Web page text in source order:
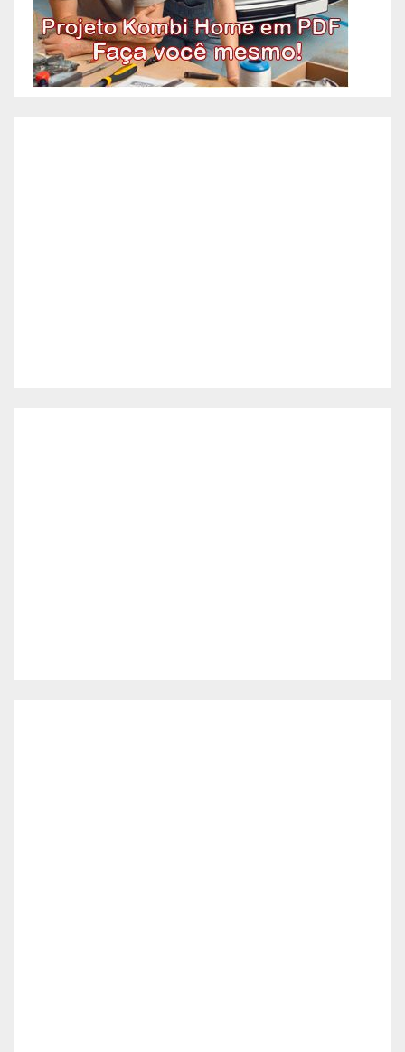
algumas etapas específicas da
construção. A necessidade de
agilidade